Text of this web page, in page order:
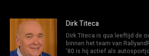
Dirk Titeca
Dirk Titeca is qua leeftijd de
binnen het team van
'80 is hij actief als